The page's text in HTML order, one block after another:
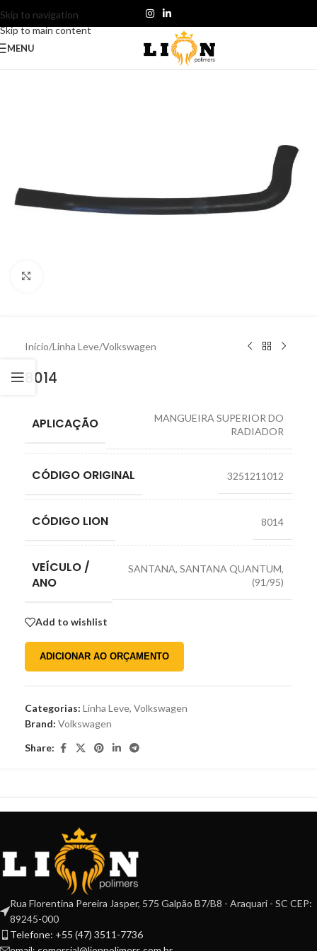
Skip to navigation
Skip to main content
MENU
Início/Linha Leve/Volkswagen
8014
APLICAÇÃO
MANGUEIRA SUPERIOR DO
RADIADOR
CÓDIGO ORIGINAL 3251211012
CÓDIGO LION 8014
VEÍCULO /
ANO
SANTANA, SANTANA QUANTUM,
(91/95)
Add to wishlist
ADICIONAR AO ORÇAMENTO
Categorias: Linha Leve, Volkswagen
Brand: Volkswagen
Share:
Rua Florentina Pereira Jasper, 575 Galpão B7/B8 - Araquari - SC CEP:
89245-000
Telefone: +55 (47) 3511-7736